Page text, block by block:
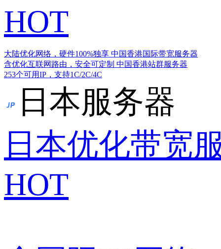
HOT
大陆优化网络，硬件100%独享 中国香港国际带宽服务器
含优化互联网路由，安全可定制 中国香港站群服务器
253个可用IP，支持1C/2C/4C
日本服务器
日本优化带宽
HOT